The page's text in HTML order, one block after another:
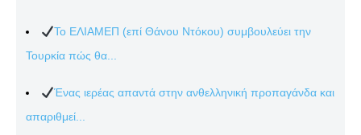
Το ΕΛΙΑΜΕΠ (επί Θάνου Ντόκου) συμβουλεύει την
Τουρκία πώς θα...
Ένας ιερέας απαντά στην ανθελληνική προπαγάνδα και
απαριθμεί...